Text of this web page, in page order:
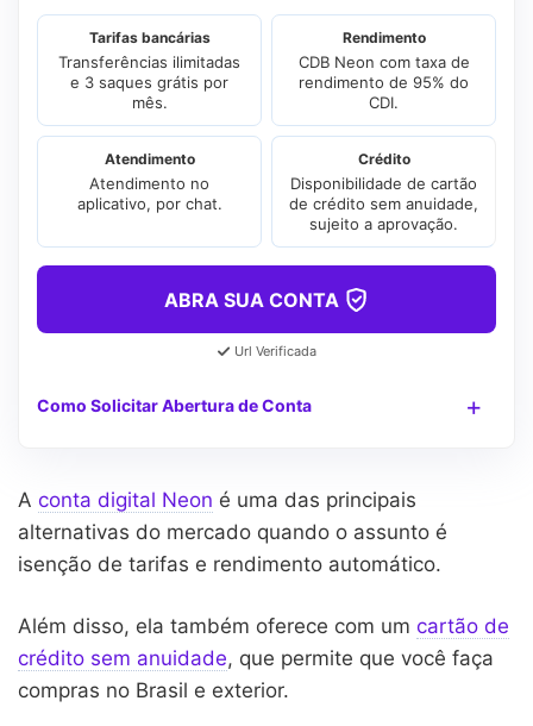
Tarifas bancárias
Transferências ilimitadas
e 3 saques grátis por
mês.
Rendimento
CDB Neon com taxa de
rendimento de 95% do
CDI.
Atendimento
Atendimento no
aplicativo, por chat.
Crédito
Disponibilidade de cartão
de crédito sem anuidade,
sujeito a aprovação.
ABRA SUA CONTA
Url Verificada
Como Solicitar Abertura de Conta
A conta digital Neon é uma das principais
alternativas do mercado quando o assunto é
isenção de tarifas e rendimento automático.
Além disso, ela também oferece com um cartão de
crédito sem anuidade, que permite que você faça
compras no Brasil e exterior.